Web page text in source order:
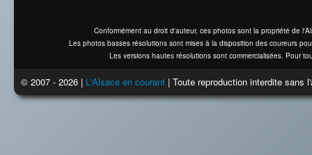
Conformément au droit d'auteur, ces photos sont la propriété de
Les photos basses résolutions sont mises à la disposition des coureurs
Les versions hautes résolutions sont commercialisées. Pour
© 2007 - 2026 | L'Alsace en courant | Toute reproduction interdite sans